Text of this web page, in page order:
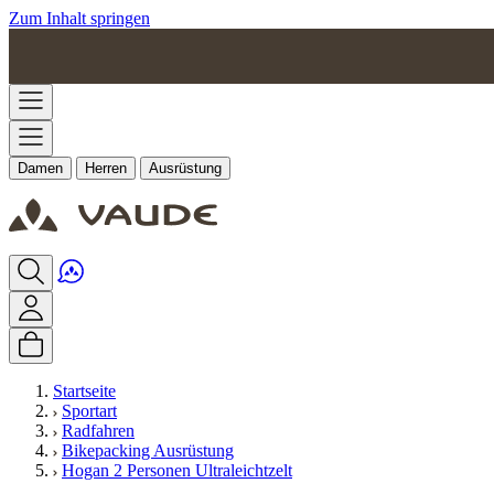
Zum Inhalt springen
Damen Herren Ausrüstung
Startseite
Sportart
Radfahren
Bikepacking Ausrüstung
Hogan 2 Personen Ultraleichtzelt